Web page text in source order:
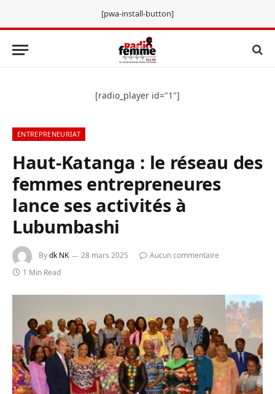
[pwa-install-button]
[radio_player id="1"]
ENTREPRENEURIAT
Haut-Katanga : le réseau des
femmes entrepreneures
lance ses activités à
Lubumbashi
Bydk NK 28 mars 2025
Aucun commentaire
1 Min Read